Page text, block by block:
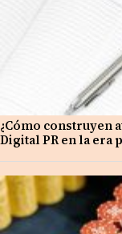
¿Cómo construyen
Digital PR en la era